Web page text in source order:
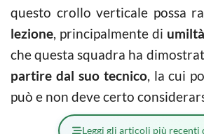
questo crollo verticale possa
lezione, principalmente di umiltà
che questa squadra ha
partire dal suo tecnico, la cui
può e non deve certo
Leggi gli articoli più recenti